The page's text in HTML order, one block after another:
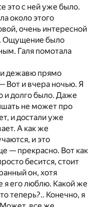
это с ней уже было.
около этого
очень интересной
Ощущение было
Галя помотала
дежавю прямо
Вот и вчера ночью. Я
и долго было. Даже
не может про
и достали уже
А как же
и это
— прекрасно. Вот как
бесится, стоит
он, хотя
я его люблю. Какой же
теперь?.. Конечно, я